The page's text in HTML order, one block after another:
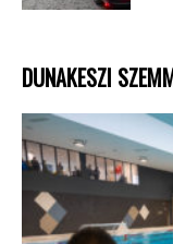
DUNAKESZI